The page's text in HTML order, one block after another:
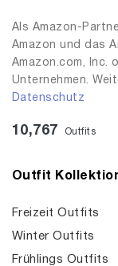
Als Amazon-
Amazon und das
Amazon.com, Inc.
Unternehmen.
Datenschutz
10,767 Outfits
Outfit
Freizeit Outfits
Winter Outfits
Frühlings Outfits